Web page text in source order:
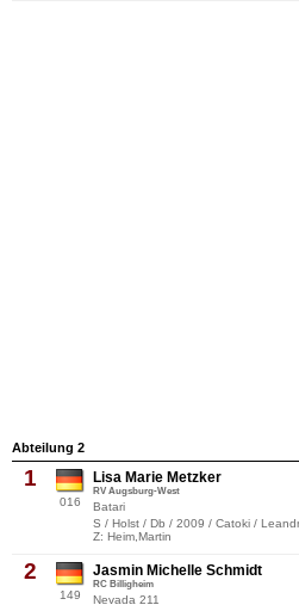
Abteilung 2
1
016
Lisa Marie Metzker
RV Augsburg-West
Batari
S / Holst / Db / 2009 / Catoki /
Z: Heim,Martin
2
149
Jasmin Michelle Schmidt
RC Billigheim
Nevada 211